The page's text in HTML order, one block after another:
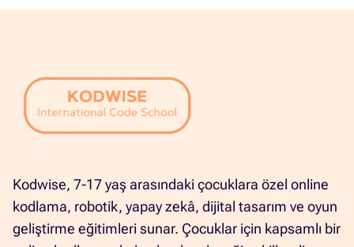
Kodwise, 7-17 yaş arasındaki çocuklara özel online
kodlama, robotik, yapay zekâ, dijital tasarım ve oyun
geliştirme eğitimleri sunar. Çocuklar için kapsamlı bir